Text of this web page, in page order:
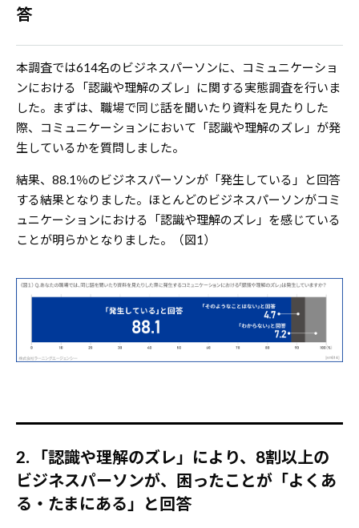
答
本調査では614名のビジネスパーソンに、コミュニケーショ
ンにおける「認識や理解のズレ」に関する実態調査を行いま
した。まずは、職場で同じ話を聞いたり資料を見たりした
際、コミュニケーションにおいて「認識や理解のズレ」が発
生しているかを質問しました。
結果、88.1％のビジネスパーソンが「発生している」と回答
する結果となりました。ほとんどのビジネスパーソンがコミ
ュニケーションにおける「認識や理解のズレ」を感じている
ことが明らかとなりました。（図1）
2. 「認識や理解のズレ」により、8割以上の
ビジネスパーソンが、困ったことが「よくあ
る・たまにある」と回答